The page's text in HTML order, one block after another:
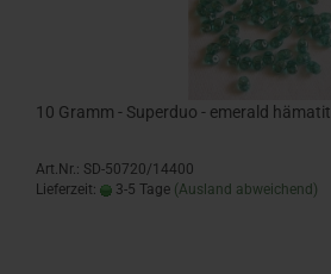
10 Gramm - Superduo - emerald hämatit
Art.Nr.: SD-50720/14400
Lieferzeit:
3-5 Tage (Ausland abweichend)